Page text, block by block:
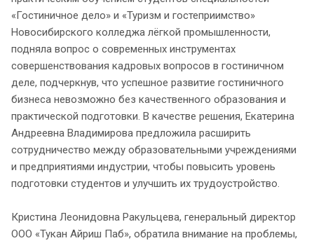
«Гостиничное дело» и «Туризм и гостеприимство»
Новосибирского колледжа лёгкой промышленности,
подняла вопрос о современных инструментах
совершенствования кадровых вопросов в гостиничном
деле, подчеркнув, что успешное развитие гостиничного
бизнеса невозможно без качественного образования и
практической подготовки. В качестве решения, Екатерина
Андреевна Владимирова предложила расширить
сотрудничество между образовательными учреждениями
и предприятиями индустрии, чтобы повысить уровень
подготовки студентов и улучшить их трудоустройство.
Кристина Леонидовна Ракульцева, генеральный директор
ООО «Тукан Айриш Паб», обратила внимание на проблемы,